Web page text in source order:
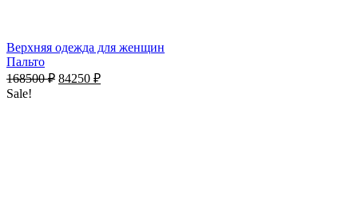
Верхняя одежда для женщин
Пальто
168500₽ 84250 ₽
Sale!